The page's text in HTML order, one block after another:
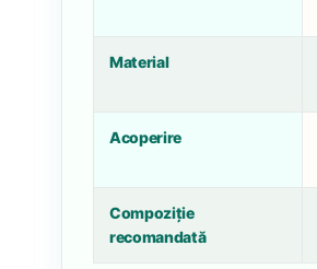
Material
Acoperire
Compoziție
recomandată